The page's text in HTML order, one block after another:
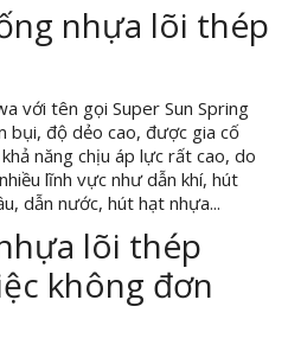
nhựa lõi thép
với tên gọi Super Sun Spring
bụi, độ dẻo cao, được gia cố
năng chịu áp lực rất cao, do
lĩnh vực như dẫn khí, hút
dẫn nước, hút hạt nhựa...
lõi thép
không đơn